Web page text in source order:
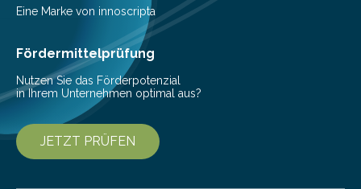
Senkung des Energieverbrauchs zu erforschen. Neuer
Ansatz für Smartphones und Supercomputer
gleichermaßen geeignet…
Eine Marke von innoscripta
Fördermittelprüfung
Nutzen Sie das Förderpotenzial
in Ihrem Unternehmen optimal aus?
JETZT PRÜFEN